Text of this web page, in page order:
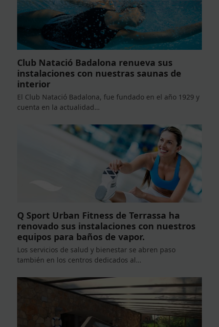
Club Natació Badalona renueva sus
instalaciones con nuestras saunas de
interior
El Club Natació Badalona, fue fundado en el año 1929 y
cuenta en la actualidad…
Q Sport Urban Fitness de Terrassa ha
renovado sus instalaciones con nuestros
equipos para baños de vapor.
Los servicios de salud y bienestar se abren paso
también en los centros dedicados al…